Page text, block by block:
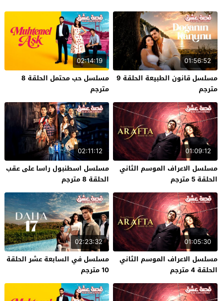
01:56:52
مسلسل قانون الطبيعة الحلقة 9
مترجم
02:14:19
مسلسل حب محتمل الحلقة 8
مترجم
01:09:12
مسلسل الاعراف الموسم الثاني
الحلقة 5 مترجم
02:11:12
مسلسل اسطنبول راسا على عقب
الحلقة 8 مترجم
01:05:30
مسلسل الاعراف الموسم الثاني
الحلقة 4 مترجم
02:23:32
مسلسل في السابعة عشر الحلقة
10 مترجم